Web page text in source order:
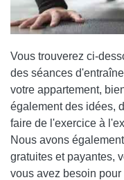
Vous trouverez ci-
des séances
votre appartement,
également des idées,
faire de l'exercice à
Nous avons
gratuites et payantes,
vous avez besoin